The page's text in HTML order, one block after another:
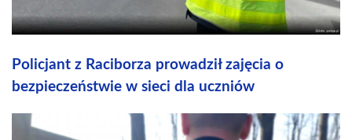
Policjant z Raciborza prowadził zajęcia o
bezpieczeństwie w sieci dla uczniów